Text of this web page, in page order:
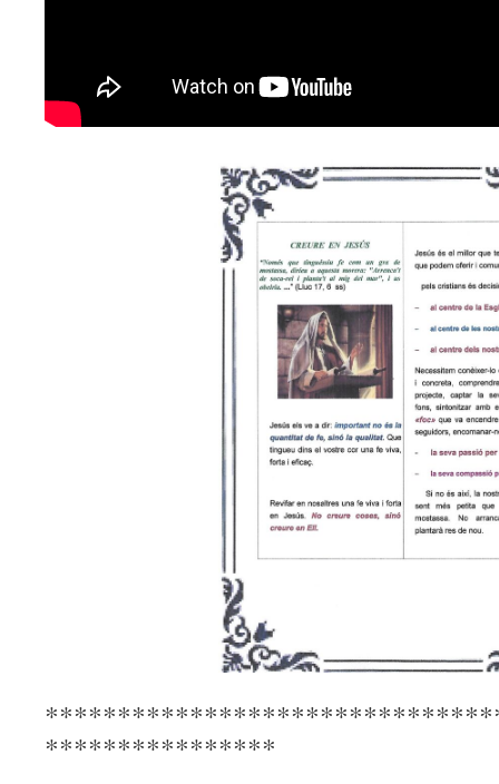
****************